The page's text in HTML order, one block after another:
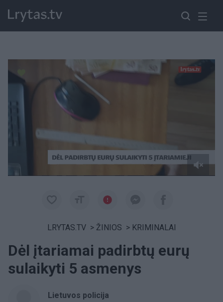
Paremkite Ukrainą
LRYTAS.TV > ŽINIOS > KRIMINALAI
Dėl įtariamai padirbtų eurų
sulaikyti 5 asmenys
Lietuvos policija